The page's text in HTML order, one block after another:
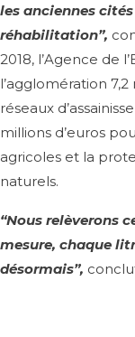
les anciennes
réhabilitation”,
2018, l’Agence de
l’agglomération
réseaux
millions d’euros
agricoles et la
naturels.
“Nous relèverons
mesure, chaque
désormais”,